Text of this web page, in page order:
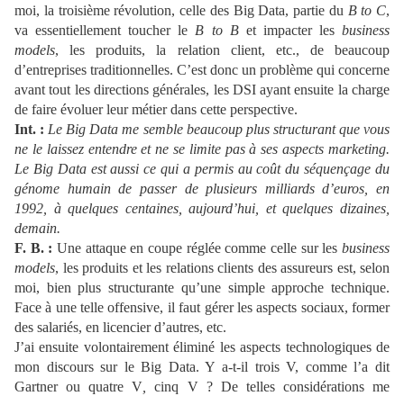
moi, la troisième révolution, celle des Big Data, partie du B to C,
va essentiellement toucher le B to B et impacter lesbusiness
models, les produits, la relation client, etc., de beaucoup
d’entreprises traditionnelles. C’est donc un problème qui concerne
avant tout les directions générales, les DSI ayant ensuite la charge
de faire évoluer leur métier dans cette perspective.
Int. : Le Big Data me semble beaucoup plus structurant que vous
ne le laissez entendre et ne se limite pas à ses aspects marketing.
Le Big Data est aussi ce qui a permis au coût du séquençage du
génome humain de passer de plusieurs milliards d’euros, en
1992, à quelques centaines, aujourd’hui, et quelques dizaines,
demain.
F. B. : Une attaque en coupe réglée comme celle sur les business
models, les produits et les relations clients des assureurs est, selon
moi, bien plus structurante qu’une simple approche technique.
Face à une telle offensive, il faut gérer les aspects sociaux, former
des salariés, en licencier d’autres, etc.
J’ai ensuite volontairement éliminé les aspects technologiques de
mon discours sur le Big Data. Y a-t-il trois V, comme l’a dit
Gartner ou quatre V ,cinq V ? De telles considérations me